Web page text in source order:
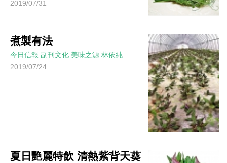
2019/07/31
煮製有法
今日信報 副刊文化 美味之源 林依純
2019/07/24
夏日艷麗特飲 清熱紫背天葵